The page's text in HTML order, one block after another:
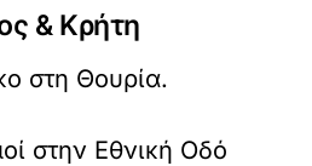
& Κρήτη
στη Θουρία.
στην Εθνική Οδό